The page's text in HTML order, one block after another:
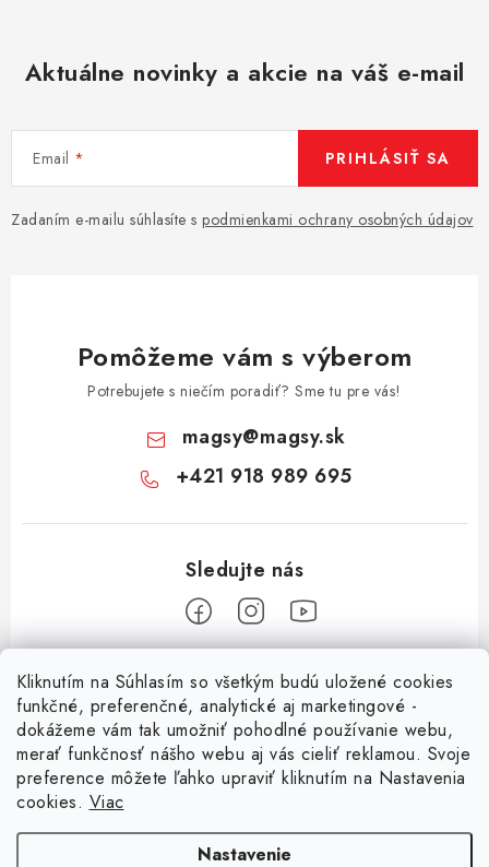
Kliknutím na Súhlasím so všetkým budú uložené cookies
funkčné, preferenčné, analytické aj marketingové -
dokážeme vám tak umožniť pohodlné používanie webu,
merať funkčnosť nášho webu aj vás cieliť reklamou. Svoje
preference môžete ľahko upraviť kliknutím na Nastavenia
cookies. Viac
Nastavenie
Aktuálne novinky a akcie na váš e-mail
Email
Zadaním e-mailu súhlasíte s podmienkami ochrany osobných údajov
PRIHLÁSIŤ SA
Pomôžeme vám s výberom
Potrebujete s niečím poradiť? Sme tu pre vás!
magsy@magsy.sk
+421 918 989 695
Informácie pre vás
O nás
Obchodné podmienky
Facebook